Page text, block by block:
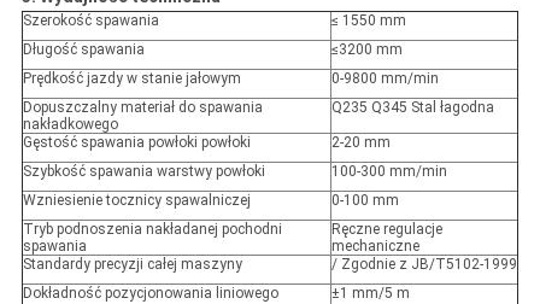
Szerokość spawania
≤ 1550 mm
Długość spawania
≤3200 mm
Prędkość jazdy w stanie jałowym
0-9800 mm/min
Dopuszczalny materiał do spawania
nakładkowego
Q235 Q345 Stal łagodna
Gęstość spawania powłoki powłoki
2-20 mm
Szybkość spawania warstwy powłoki
100-300 mm/min
Wzniesienie tocznicy spawalniczej
0-100 mm
Tryb podnoszenia nakładanej pochodni
spawania
Ręczne regulacje
mechaniczne
Standardy precyzji całej maszyny
/ Zgodnie z JB/T5102-1999
Dokładność pozycjonowania liniowego
±1 mm/5 m